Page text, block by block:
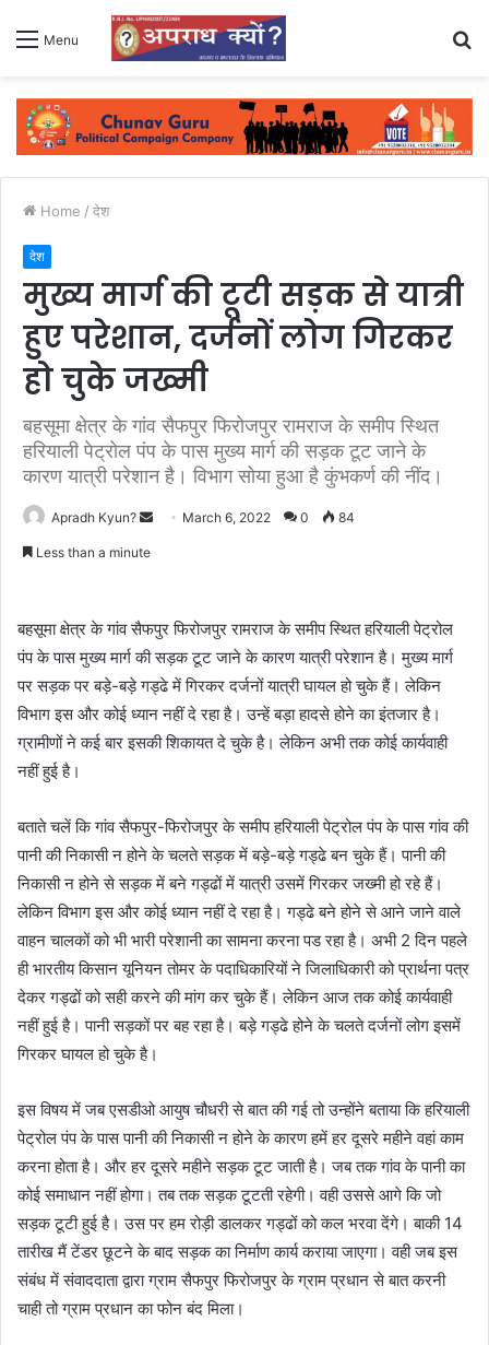
Menu
Home / देश
देश
मुख्य मार्ग की टूटी सड़क से यात्री
हुए परेशान, दर्जनों लोग गिरकर
हो चुके जख्मी
बहसूमा क्षेत्र के गांव सैफपुर फिरोजपुर रामराज के समीप स्थित
हरियाली पेट्रोल पंप के पास मुख्य मार्ग की सड़क टूट जाने के
कारण यात्री परेशान है। विभाग सोया हुआ है कुंभकर्ण की नींद।
Apradh Kyun?
a
m
i
March 6, 2022 0 84
Less than a minute
बहसूमा क्षेत्र के गांव सैफपुर फिरोजपुर रामराज के समीप स्थित हरियाली पेट्रोल
पंप के पास मुख्य मार्ग की सड़क टूट जाने के कारण यात्री परेशान है। मुख्य मार्ग
पर सड़क पर बड़े-बड़े गड्ढे में गिरकर दर्जनों यात्री घायल हो चुके हैं। लेकिन
विभाग इस और कोई ध्यान नहीं दे रहा है। उन्हें बड़ा हादसे होने का इंतजार है।
ग्रामीणों ने कई बार इसकी शिकायत दे चुके है। लेकिन अभी तक कोई कार्यवाही
नहीं हुई है।
बताते चलें कि गांव सैफपुर-फिरोजपुर के समीप हरियाली पेट्रोल पंप के पास गांव की
पानी की निकासी न होने के चलते सड़क में बड़े-बड़े गड्ढे बन चुके हैं। पानी की
निकासी न होने से सड़क में बने गड्ढों में यात्री उसमें गिरकर जख्मी हो रहे हैं।
लेकिन विभाग इस और कोई ध्यान नहीं दे रहा है। गड्ढे बने होने से आने जाने वाले
वाहन चालकों को भी भारी परेशानी का सामना करना पड रहा है। अभी 2 दिन पहले
ही भारतीय किसान यूनियन तोमर के पदाधिकारियों ने जिलाधिकारी को प्रार्थना पत्र
देकर गड्ढों को सही करने की मांग कर चुके हैं। लेकिन आज तक कोई कार्यवाही
नहीं हुई है। पानी सड़कों पर बह रहा है। बड़े गड्ढे होने के चलते दर्जनों लोग इसमें
गिरकर घायल हो चुके है।
इस विषय में जब एसडीओ आयुष चौधरी से बात की गई तो उन्होंने बताया कि हरियाली
पेट्रोल पंप के पास पानी की निकासी न होने के कारण हमें हर दूसरे महीने वहां काम
करना होता है। और हर दूसरे महीने सड़क टूट जाती है। जब तक गांव के पानी का
कोई समाधान नहीं होगा। तब तक सड़क टूटती रहेगी। वही उससे आगे कि जो
सड़क टूटी हुई है। उस पर हम रोड़ी डालकर गड्ढों को कल भरवा देंगे। बाकी 14
तारीख मैं टेंडर छूटने के बाद सड़क का निर्माण कार्य कराया जाएगा। वही जब इस
संबंध में संवाददाता द्वारा ग्राम सैफपुर फिरोजपुर के ग्राम प्रधान से बात करनी
चाही तो ग्राम प्रधान का फोन बंद मिला।